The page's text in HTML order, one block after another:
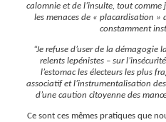
calomnie et de l’insulte, tout
les menaces de « placardisation »
constamment
“Je refuse d’user de la démagogie
relents lepénistes – sur
l’estomac les électeurs les plus
associatif et l’instrumentalisation
d’une caution citoyenne des
Ce sont ces mêmes pratiques que